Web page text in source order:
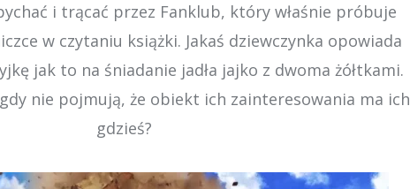
i trącać przez Fanklub, który właśnie próbuje
w czytaniu książki. Jakaś dziewczynka opowiada
jak to na śniadanie jadła jajko z dwoma żółtkami.
nie pojmują, że obiekt ich zainteresowania ma ich
gdzieś?